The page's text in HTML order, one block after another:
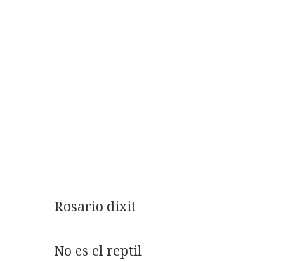
Rosario dixit
No es el reptil